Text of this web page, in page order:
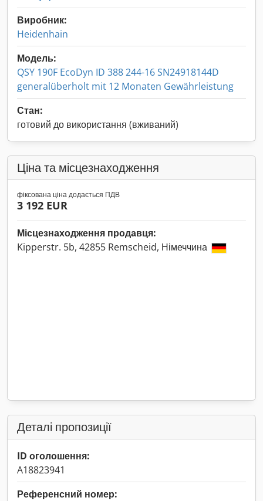
Виробник:
Heidenhain
Модель:
QSY 190F EcoDyn ID 388 244-16 SN24918144D
generalüberholt mit 12 Monaten Gewährleistung
Стан:
готовий до використання (вживаний)
Ціна та місцезнаходження
фіксована ціна додається ПДВ
3 192 EUR
Місцезнаходження продавця:
Kipperstr. 5b, 42855 Remscheid, Німеччина
Деталі пропозиції
ID оголошення:
A18823941
Референсний номер: